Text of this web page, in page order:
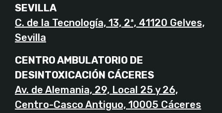
SEVILLA
C. de la Tecnología, 13, 2ª, 41120 Gelves,
Sevilla
CENTRO AMBULATORIO DE
DESINTOXICACIÓN CÁCERES
Av. de Alemania, 29, Local 25 y 26,
Centro-Casco Antiguo, 10005 Cáceres